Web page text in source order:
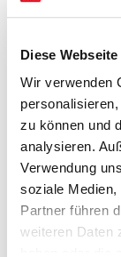
Diese
Wir verwenden
zu können und
analysieren.
Verwendung
soziale Medien,
Partner führen
weiteren Daten
ser
CookieCon
sent
fe_typo_us